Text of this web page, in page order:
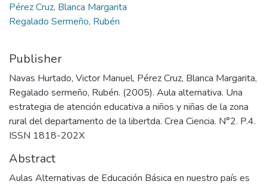
Pérez Cruz, Blanca Margarita
Regalado Sermeño, Rubén
Publisher
Navas Hurtado, Victor Manuel, Pérez Cruz, Blanca Margarita,
Regalado sermeño, Rubén. (2005). Aula alternativa. Una
estrategia de atención educativa a niños y niñas de la zona
rural del departamento de la libertda. Crea Ciencia. N°2. P.4.
ISSN 1818-202X
Abstract
Aulas Alternativas de Educación Básica en nuestro país es